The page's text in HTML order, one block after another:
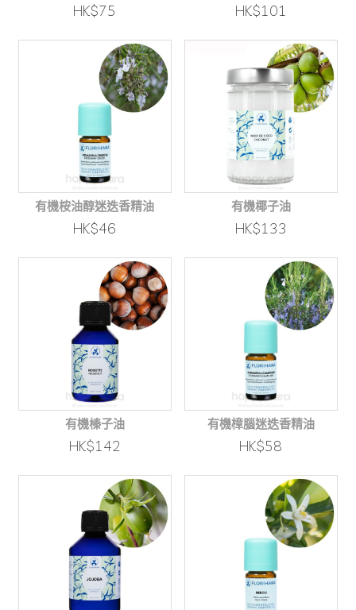
HK$75 HK$101
有機桉油醇迷迭香精油
HK$46
有機椰子油
HK$133
有機榛子油
HK$142
有機樟腦迷迭香精油
HK$58